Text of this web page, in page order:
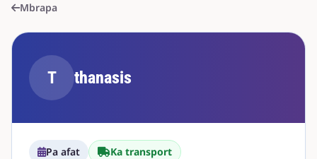
Mbrapa
T thanasis
Pa afat Ka transport